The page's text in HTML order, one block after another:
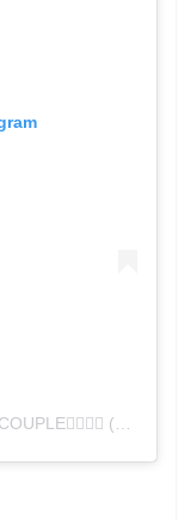
(@nomadarte)